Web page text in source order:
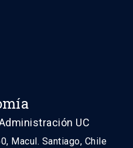
UC
Macul. Santiago, Chile